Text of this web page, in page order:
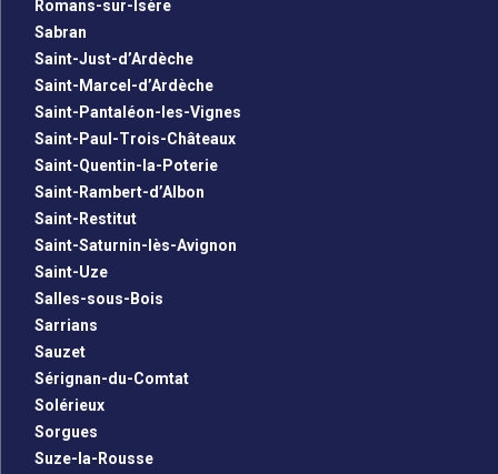
Romans-sur-Isère
Sabran
Saint-Just-d’Ardèche
Saint-Marcel-d’Ardèche
Saint-Pantaléon-les-Vignes
Saint-Paul-Trois-Châteaux
Saint-Quentin-la-Poterie
Saint-Rambert-d’Albon
Saint-Restitut
Saint-Saturnin-lès-Avignon
Saint-Uze
Salles-sous-Bois
Sarrians
Sauzet
Sérignan-du-Comtat
Solérieux
Sorgues
Suze-la-Rousse